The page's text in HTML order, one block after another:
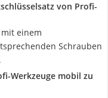
von Profi-
mit einem
Schrauben
Werkzeuge mobil zu